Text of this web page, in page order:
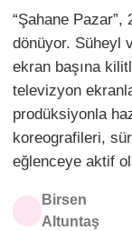
“Şahane
dönüyor. Süheyl
ekran başına
televizyon
prodüksiyonla
koreografileri,
eğlenceye aktif
Birsen
Altuntaş